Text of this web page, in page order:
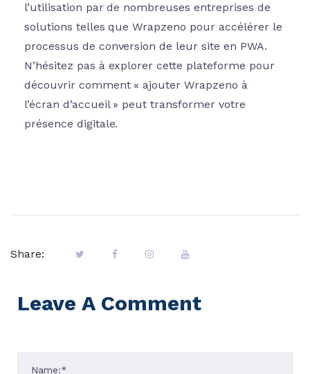
l’utilisation par de nombreuses entreprises de
solutions telles que Wrapzeno pour accélérer le
processus de conversion de leur site en PWA.
N’hésitez pas à explorer cette plateforme pour
découvrir comment « ajouter Wrapzeno à
l’écran d’accueil » peut transformer votre
présence digitale.
Share:
Leave A Comment